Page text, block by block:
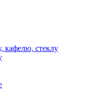
кафелю, стеклу